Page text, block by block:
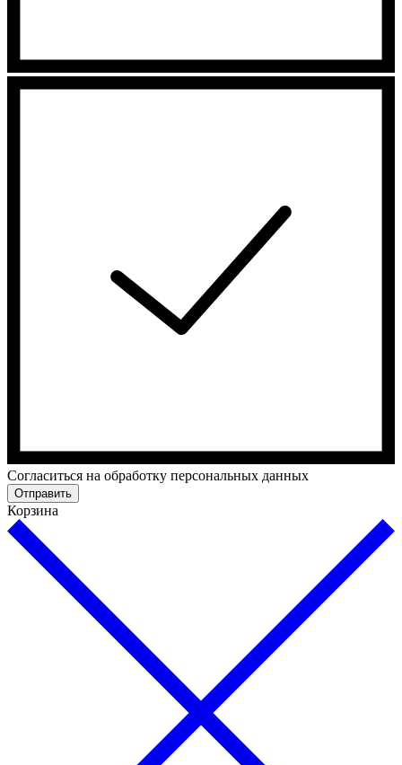
Cогласиться на обработку персональных данных
Отправить
Корзина